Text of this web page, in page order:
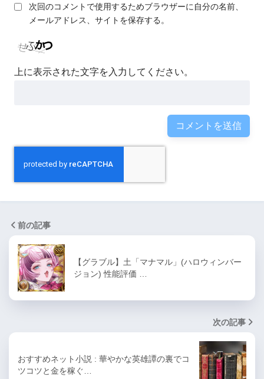
次回のコメントで使用するためブラウザーに自分の名前、
メールアドレス、サイトを保存する。
上に表示された文字を入力してください。
前の記事
【グラブル】土「マナマル」(ハロウィンバー
ジョン) 性能評価 …
次の記事
おすすめネット小説 : 華やかな英雄譚の裏でコ
ツコツと金を稼ぐ…